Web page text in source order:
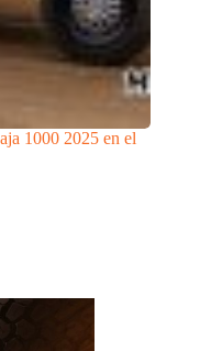
1000 2025 en el